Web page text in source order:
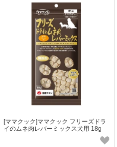
[ママクック]ママクック フリーズドラ
イのムネ肉レバーミックス犬用 18g